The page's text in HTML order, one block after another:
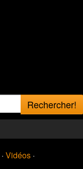
Rechercher!
· Vidéos ·